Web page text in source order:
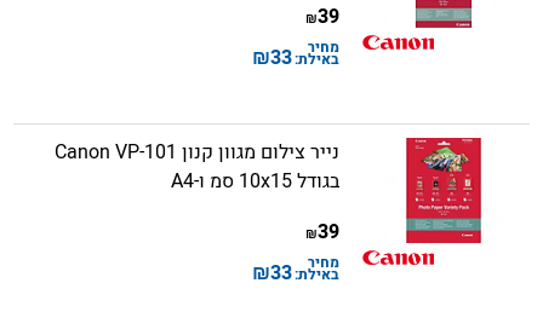
39
₪
מחיר
באילת:33
₪
נייר צילום מגוון קנון Canon VP-101
בגודל 10x15 סמ ו-A4
39
₪
מחיר
באילת:33
₪